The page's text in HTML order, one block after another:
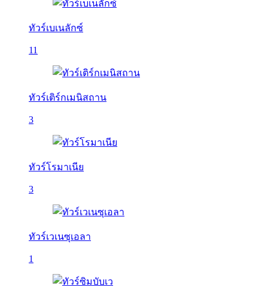
ทัวร์เบเนลักซ์
11
ทัวร์เติร์กเมนิสถาน
3
ทัวร์โรมาเนีย
3
ทัวร์เวเนซุเอลา
1